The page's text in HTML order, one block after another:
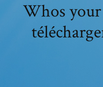
Whos